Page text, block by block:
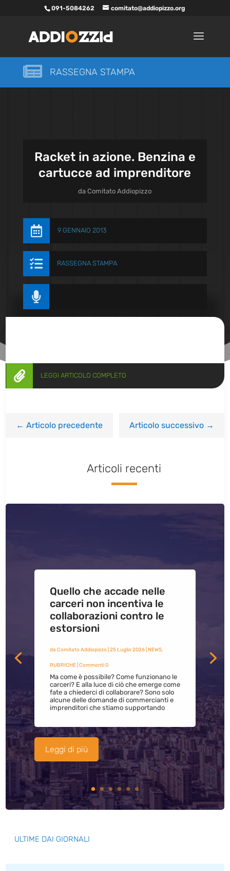
091-5084262 comitato@addiopizzo.org
 RASSEGNA STAMPA
Racket in azione. Benzina e
cartucce ad imprenditore
daComitato Addiopizzo
 9 GENNAIO 2013
 RASSEGNA STAMPA

 LEGGI ARTICOLO COMPLETO
←Articolo precedente Articolo successivo→
Articoli recenti
Quello che accade nelle
carceri non incentiva le
collaborazioni contro le
estorsioni
da Comitato Addiopizzo| 25 Luglio 2026| NEWS,
RUBRICHE| Commenti 0
Ma come è possibile? Come funzionano le
carceri? E alla luce di ciò che emerge come
fate a chiederci di collaborare? Sono solo
alcune delle domande di commercianti e
imprenditori che stiamo supportando
Leggi di più
ULTIME DAI GIORNALI